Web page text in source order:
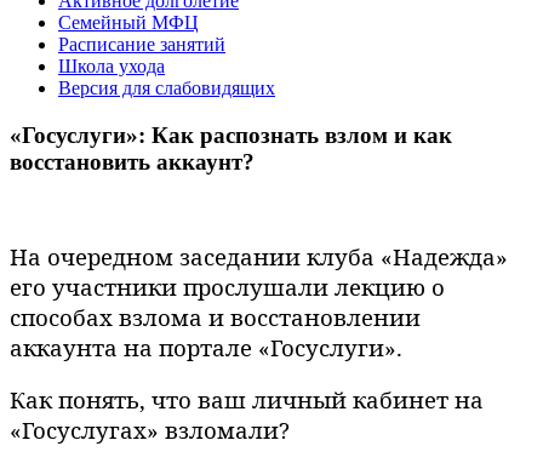
Семейный МФЦ
Расписание занятий
Школа ухода
Версия для слабовидящих
«Госуслуги»: Как распознать взлом и как
восстановить аккаунт?
На очередном заседании клуба «Надежда»
его участники прослушали лекцию о
способах взлома и восстановлении
аккаунта на портале «Госуслуги».
Как понять, что ваш личный кабинет на
«Госуслугах» взломали?